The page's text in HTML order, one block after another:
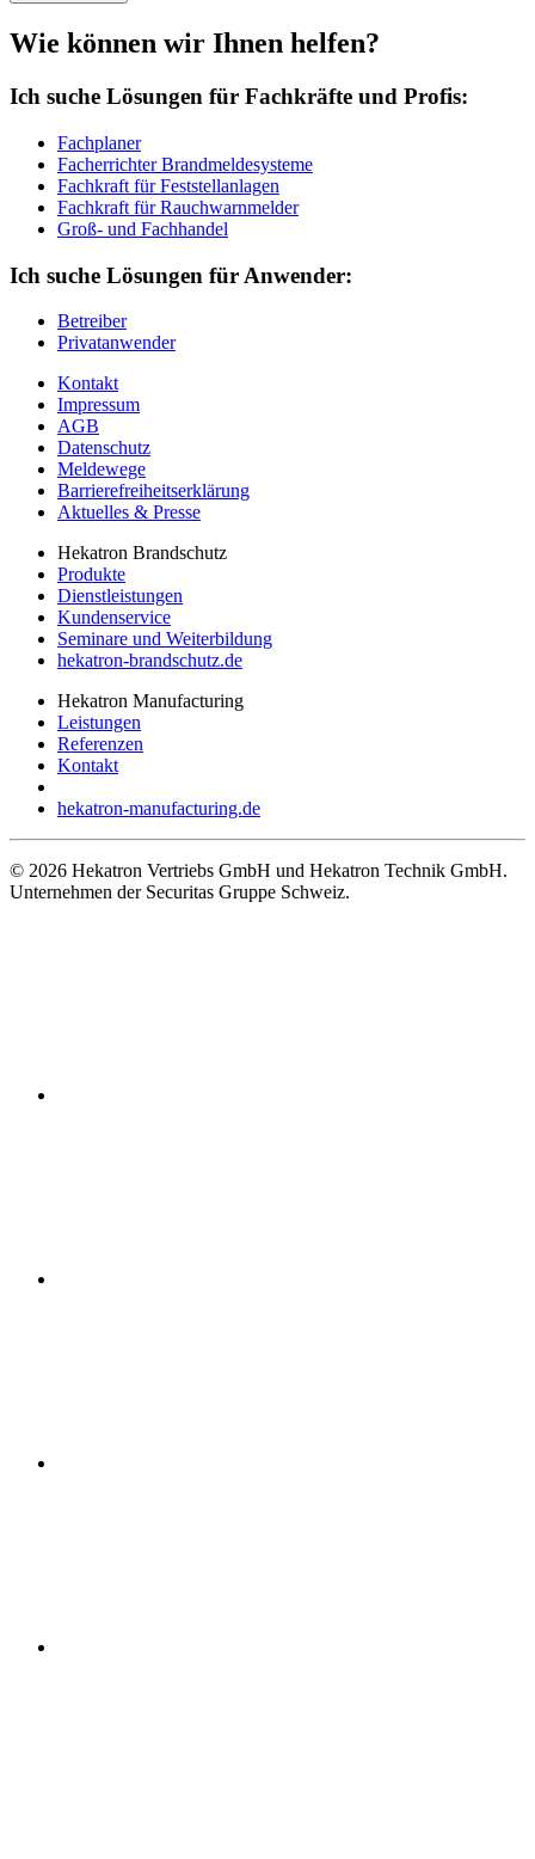
Wie können wir Ihnen helfen?
Ich suche Lösungen für Fachkräfte und Profis:
Fachplaner
Facherrichter Brandmeldesysteme
Fachkraft für Feststellanlagen
Fachkraft für Rauchwarnmelder
Groß- und Fachhandel
Ich suche Lösungen für Anwender:
Betreiber
Privatanwender
Kontakt
Impressum
AGB
Datenschutz
Meldewege
Barrierefreiheitserklärung
Aktuelles & Presse
Hekatron Brandschutz
Produkte
Dienstleistungen
Kundenservice
Seminare und Weiterbildung
hekatron-brandschutz.de
Hekatron Manufacturing
Leistungen
Referenzen
Kontakt
hekatron-manufacturing.de
© 2026 Hekatron Vertriebs GmbH und Hekatron Technik GmbH.
Unternehmen der Securitas Gruppe Schweiz.